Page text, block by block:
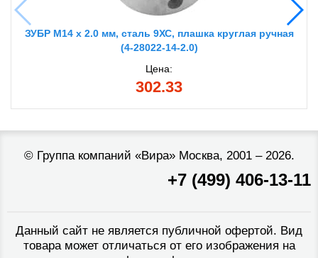
ЗУБР М14 x 2.0 мм, сталь 9ХС, плашка круглая ручная
(4-28022-14-2.0)
Цена:
302.33
© Группа компаний «Вира»Москва, 2001 – 2026.
+7 (499) 406-13-11
Данный сайт не является публичной офертой. Вид
товара может отличаться от его изображения на